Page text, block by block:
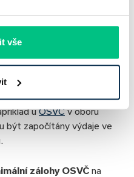
vše
jako u podnikatelů
paušální výdaje
paušálu se bude odvíjet od
uOSVČv oboru
být započítány výdaje ve
zálohy OSVČ na